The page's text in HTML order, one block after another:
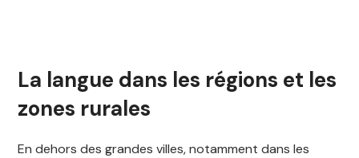
La langue dans les régions et les
zones rurales
En dehors des grandes villes, notamment dans les